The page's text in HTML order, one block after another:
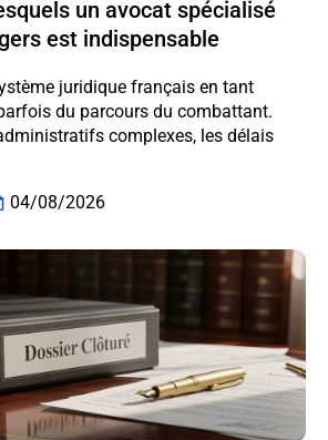
un avocat spécialisé
est indispensable
juridique français en tant
du parcours du combattant.
complexes, les délais
04/08/2026